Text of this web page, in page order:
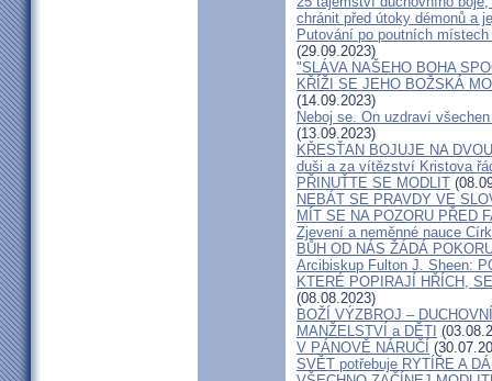
chránit před útoky démonů a
Putování po poutních
(29.09.2023)
"SLÁVA NAŠEHO BOHA
KŘÍŽI SE JEHO BOŽSKÁ
(14.09.2023)
Neboj se. On uzdraví
(13.09.2023)
KŘESŤAN BOJUJE NA
duši a za vítězství Kristova
PŘINUŤTE SE MODLIT
NEBÁT SE PRAVDY VE
MÍT SE NA POZORU PŘED
Zjevení a neměnné nauce
BŮH OD NÁS ŽÁDÁ
Arcibiskup Fulton J. Sheen:
KTERÉ POPIRAJÍ HŘÍCH,
(08.08.2023)
BOŽÍ VÝZBROJ –
MANŽELSTVÍ a DĚTI
V PÁNOVĚ NÁRUČÍ
SVĚT potřebuje RYTÍŘE A